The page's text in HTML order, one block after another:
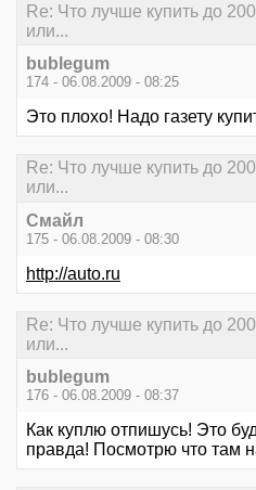
Re: Что лучше купить до
или...
bublegum
174 - 06.08.2009 - 08:25
Это плохо! Надо газету
Re: Что лучше купить до
или...
Смайл
175 - 06.08.2009 - 08:30
http://auto.ru
Re: Что лучше купить до
или...
bublegum
176 - 06.08.2009 - 08:37
Как куплю отпишусь! Это
правда! Посмотрю что там